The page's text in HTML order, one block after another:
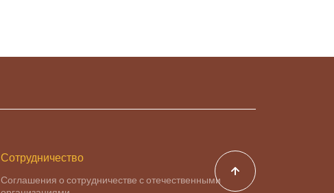
Сотрудничество
Соглашения о сотрудничестве с отечественными